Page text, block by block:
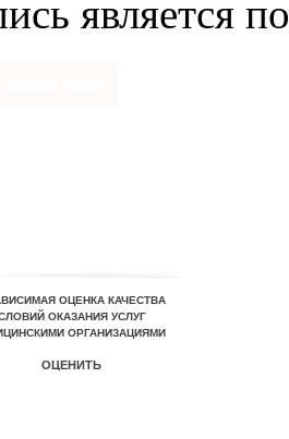
является